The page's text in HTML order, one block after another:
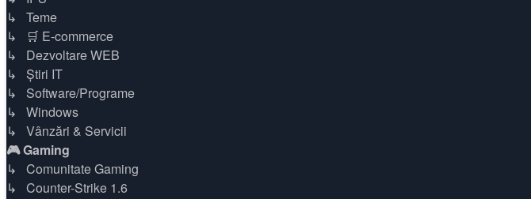
↳ Teme
↳ 🛒 E-commerce
↳ Dezvoltare WEB
↳ Știri IT
↳ Software/Programe
↳ Windows
↳ Vânzări & Servicii
🎮 Gaming
↳ Comunitate Gaming
↳ Counter-Strike 1.6